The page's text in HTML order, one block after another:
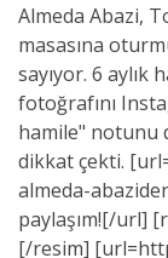
Almeda Abazi,
masasına
sayıyor. 6 aylık
fotoğrafını
hamile" notunu
dikkat çekti.
almeda-
paylaşım![/url]
[/resim]